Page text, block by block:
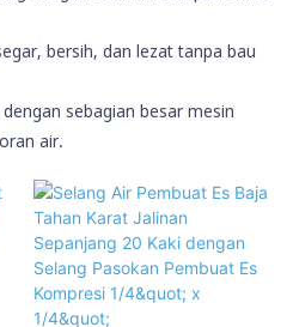
bersih, dan lezat tanpa bau
sebagian besar mesin
air.